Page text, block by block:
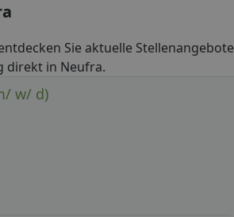
Sie aktuelle Stellenangebote
direkt in Neufra.
w/ d)